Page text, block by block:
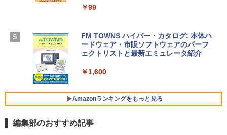
ン 15-fd 15.6インチ 16GBメモリ 512GB
SSD インテル Core 5
ersonal/Copilotキー搭載/Win 11/15.6型/
Core i5/16GB/SSD 512GB/ホワイト) FM
Windows版 | Minecraft (マインクラフ
ト): Java & Bedrock Edition | オンライ
￥99
FM TOWNS ハイパー・カタログ: 本体ハ
ードウェア・市販ソフトウェアのパーフ
ェクトリストと最新エミュレータ紹介
￥1,600
Amazonランキングをもっと見る
編集部のおすすめ記事